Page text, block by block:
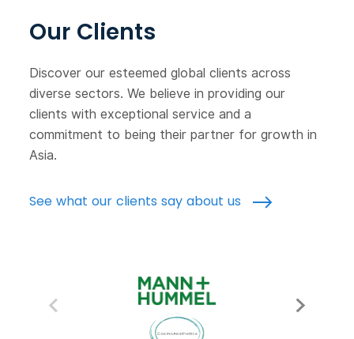
Our Clients
Discover our esteemed global clients across
diverse sectors. We believe in providing our
clients with exceptional service and a
commitment to being their partner for growth in
Asia.
See what our clients say about us